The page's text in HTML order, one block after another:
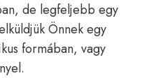
de legfeljebb egy
Önnek egy
formában, vagy